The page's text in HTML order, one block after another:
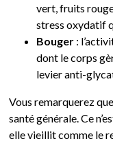
vert, fruits
stress oxydatif
Bouger :
dont le corps
levier anti-
Vous remarquerez
santé générale. Ce
elle vieillit comme le